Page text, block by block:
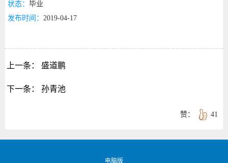
状态： 毕业
发布时间： 2019-04-17
上一条： 盛道鹏
下一条： 孙青池
41
赞：
电脑版